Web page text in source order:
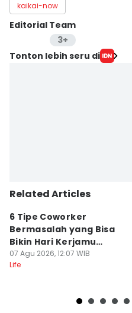
kaikai-now
Editorial Team
3+
Editor
Tonton lebih seru di
Related Articles
6 Tipe Coworker
Bermasalah yang Bisa
Bikin Hari Kerjamu
Menderita
07 Agu 2026, 12:07 WIB
Life